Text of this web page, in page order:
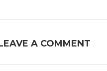
A COMMENT